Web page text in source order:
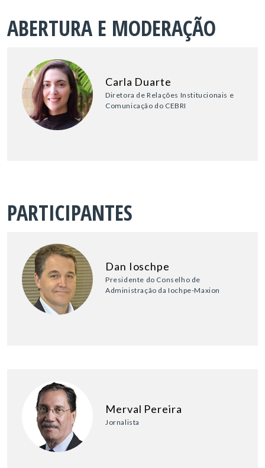
ABERTURA E MODERAÇÃO
Carla Duarte
Diretora de Relações Institucionais e
Comunicação do CEBRI
PARTICIPANTES
Dan Ioschpe
Presidente do Conselho de
Administração da Iochpe-Maxion
Merval Pereira
Jornalista